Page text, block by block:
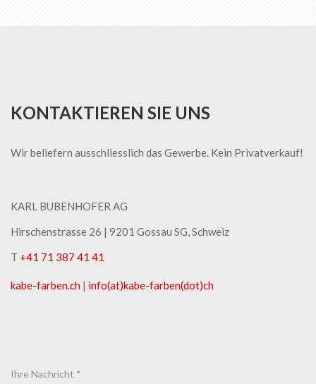
KONTAKTIEREN SIE UNS
Wir beliefern ausschliesslich das Gewerbe. Kein Privatverkauf!
KARL BUBENHOFER AG
Hirschenstrasse 26 | ​9201 Gossau SG, Schweiz
T +41 71 387 41 41
kabe-​farben.ch | info(at)kabe-​farben(dot)ch